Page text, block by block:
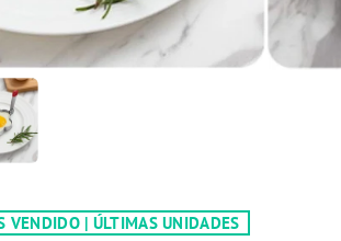
VENDIDO | ÚLTIMAS UNIDADES